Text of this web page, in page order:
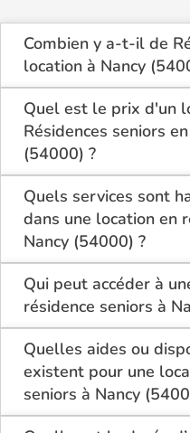
Combien y a-t-il de
location à Nancy
Sur le site Logement-
actuellement 12
Nancy (54000).
Quel est le prix d'un
Résidences seniors
(54000) ?
Le coût d'un logement
location à Nancy
249€ par mois.
En moyenne, sur les 3
renseigné leurs tarifs,
Résidences seniors en
situe autour de 1 175€
Quels services sont
dans une location en
Nancy (54000) ?
En location à Nancy
inclut généralement :
communs, l’accès à
accueil / surveillance,
repas optionnel.
peuvent faire monter le
Qui peut accéder à
résidence seniors à
La location en
s’adresse aux
logement adapté,
conseillé d’avoir
chaque résidence fixe
prestations
Quelles aides ou
existent pour une
seniors à Nancy
Selon les revenus et la